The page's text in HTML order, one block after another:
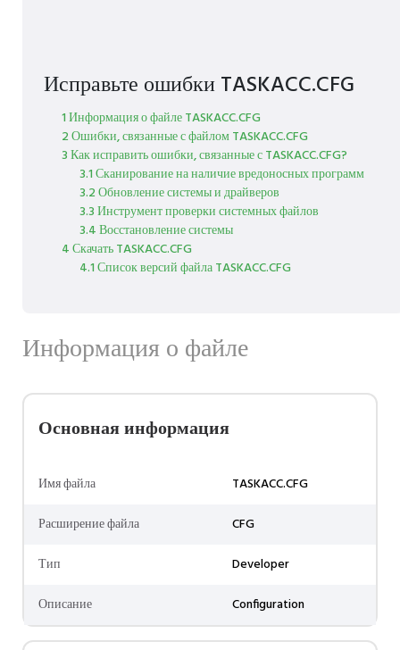
Исправьте ошибки TASKACC.CFG
1 Информация о файле TASKACC.CFG
2 Ошибки, связанные с файлом TASKACC.CFG
3 Как исправить ошибки, связанные с TASKACC.CFG?
3.1 Сканирование на наличие вредоносных программ
3.2 Обновление системы и драйверов
3.3 Инструмент проверки системных файлов
3.4 Восстановление системы
4 Скачать TASKACC.CFG
4.1 Список версий файла TASKACC.CFG
Информация о файле
Основная информация
Имя файла
TASKACC.CFG
Расширение файла
CFG
Тип
Developer
Описание
Configuration